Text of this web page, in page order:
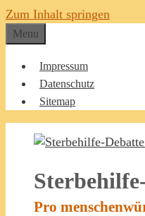
Zum Inhalt springen
Menu
Impressum
Datenschutz
Sitemap
Pro